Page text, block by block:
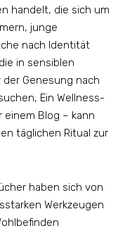
handelt, die sich um
junge
nach Identität
in sensiblen
Genesung nach
Ein Wellness-
Blog – kann
täglichen Ritual zur
haben sich von
Werkzeugen